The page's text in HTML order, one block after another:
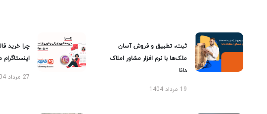
ثبت، تطبیق و فروش آسان
ملک‌ها با نرم افزار مشاور املاک
دانا
19 مرداد 1404
چرا خرید
27 مرداد 1404